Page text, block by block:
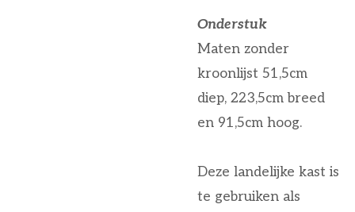
Onderstuk
Maten zonder
kroonlijst 51,5cm
diep, 223,5cm breed
en 91,5cm hoog.
Deze landelijke kast is
te gebruiken als